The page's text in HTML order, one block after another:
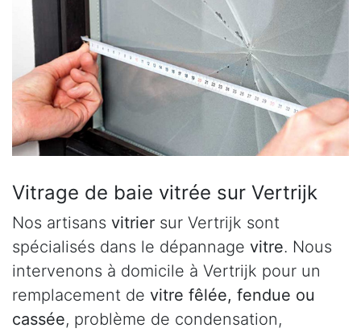
Vitrage de baie vitrée sur Vertrijk
Nos artisans vitrier sur Vertrijk sont
spécialisés dans le dépannage vitre. Nous
intervenons à domicile à Vertrijk pour un
remplacement de vitre fêlée, fendue ou
cassée, problème de condensation,